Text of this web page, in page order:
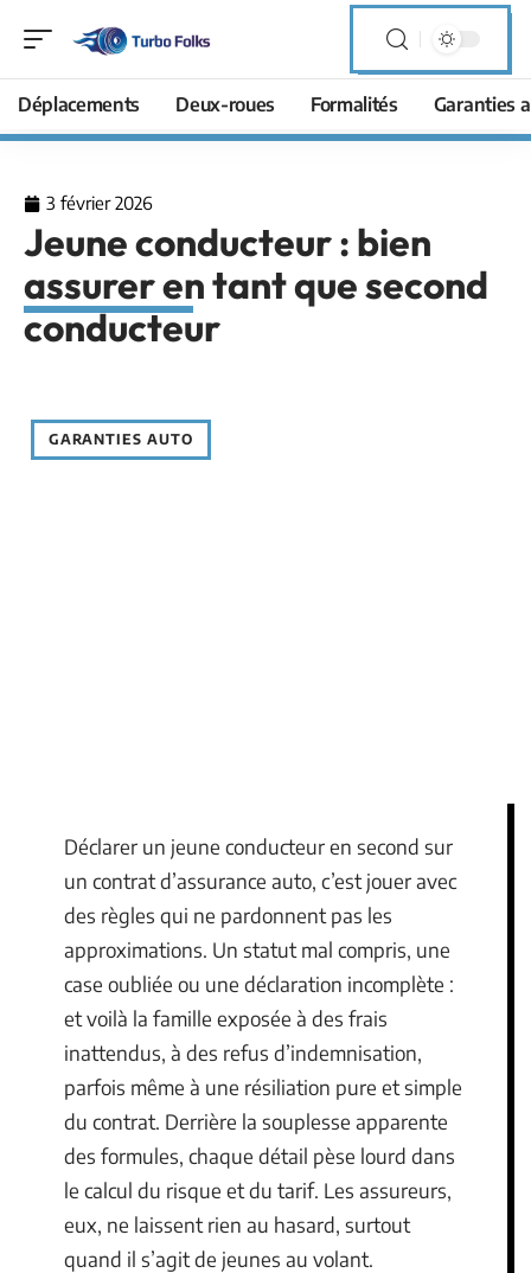
Déplacements Deux-roues Formalités Garanties
3 février 2026
Jeune conducteur : bien
assurer en tant que second
conducteur
GARANTIES AUTO
Déclarer un jeune conducteur en second sur
un contrat d’assurance auto, c’est jouer avec
des règles qui ne pardonnent pas les
approximations. Un statut mal compris, une
case oubliée ou une déclaration incomplète :
et voilà la famille exposée à des frais
inattendus, à des refus d’indemnisation,
parfois même à une résiliation pure et simple
du contrat. Derrière la souplesse apparente
des formules, chaque détail pèse lourd dans
le calcul du risque et du tarif. Les assureurs,
eux, ne laissent rien au hasard, surtout
quand il s’agit de jeunes au volant.